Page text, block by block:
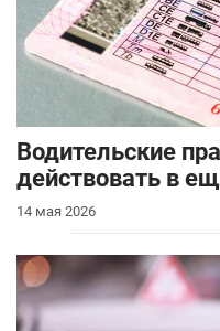
Водительские
действовать в
14 мая 2026